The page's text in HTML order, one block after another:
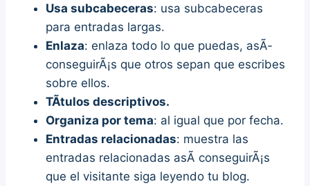
Usa subcabeceras: usa subcabeceras
para entradas largas.
Enlaza: enlaza todo lo que puedas, asÃ­
conseguirÃ¡s que otros sepan que escribes
sobre ellos.
TÃ­tulos descriptivos.
Organiza por tema: al igual que por fecha.
Entradas relacionadas: muestra las
entradas relacionadas asÃ­ conseguirÃ¡s
que el visitante siga leyendo tu blog.